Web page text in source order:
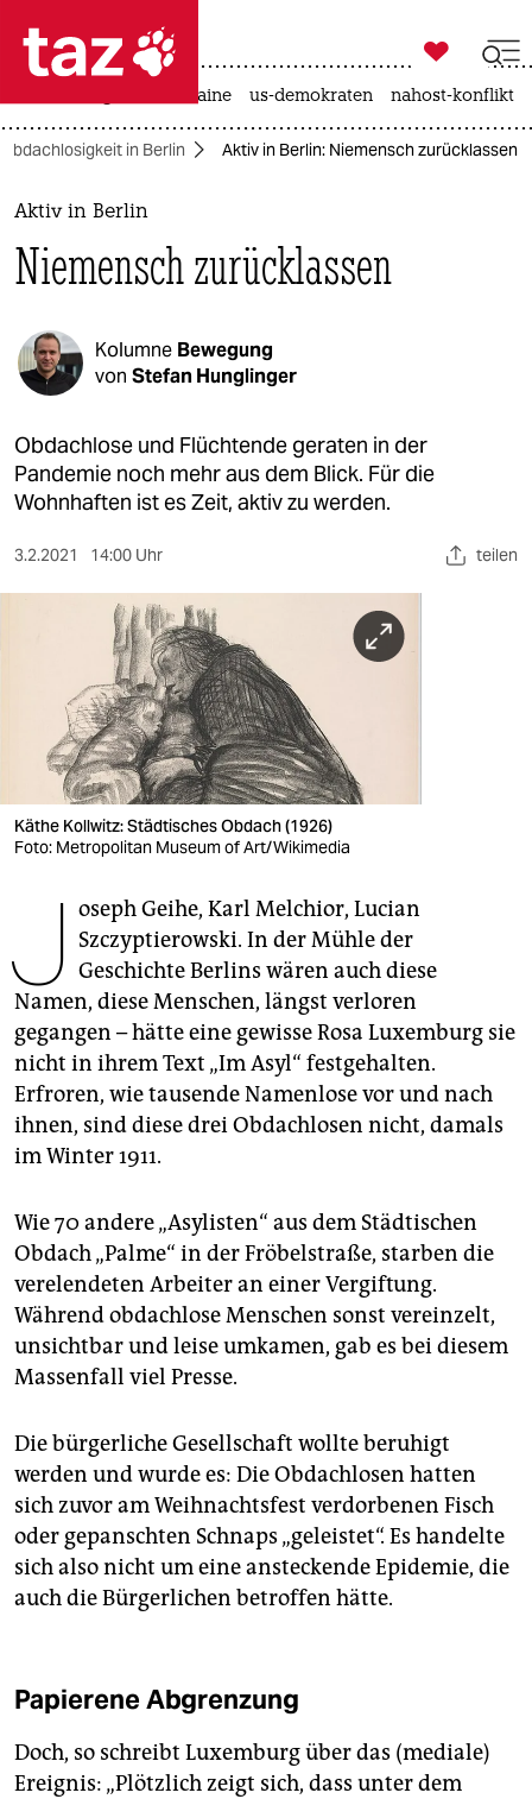
 taz zahl ich
taz zahl ich
themen
politik
öko
gesellschaft
kultur
sport
nord
verlag
verlag
veranstaltungen
shop
unterstützen
abo
genossenschaft
epaper login

taz zahl ich
krieg in der ukraine us-demokraten nahost-konflikt
Obdachlosigkeit in Berlin Aktiv in Berlin: Niemensch zurücklassen
Aktiv in Berlin
Niemensch zurücklassen
Kolumne Bewegung
von Stefan Hunglinger
Obdachlose und Flüchtende geraten in der
Pandemie noch mehr aus dem Blick. Für die
Wohnhaften ist es Zeit, aktiv zu werden.
3.2.2021 14:00 Uhr teilen
Käthe Kollwitz: Städtisches Obdach (1926)
Foto: Metropolitan Museum of Art/Wikimedia
J oseph Geihe, Karl Melchior, Lucian
Szczyptierowski. In der Mühle der
Geschichte Berlins wären auch diese
Namen, diese Menschen, längst verloren
gegangen – hätte eine gewisse Rosa Luxemburg sie
nicht in ihrem Text „Im Asyl“ festgehalten.
Erfroren, wie tausende Namenlose vor und nach
ihnen, sind diese drei Obdachlosen nicht, damals
im Winter 1911.
Wie 70 andere „Asylisten“ aus dem Städtischen
Obdach „Palme“ in der Fröbelstraße, starben die
verelendeten Arbeiter an einer Vergiftung.
Während obdachlose Menschen sonst vereinzelt,
unsichtbar und leise umkamen, gab es bei diesem
Massenfall viel Presse.
Die bürgerliche Gesellschaft wollte beruhigt
werden und wurde es: Die Obdachlosen hatten
sich zuvor am Weihnachtsfest verdorbenen Fisch
oder gepanschten Schnaps „geleistet“. Es handelte
sich also nicht um eine ansteckende Epidemie, die
auch die Bürgerlichen betroffen hätte.
Papierene Abgrenzung
Doch, so schreibt Luxemburg über das (mediale)
Ereignis: „Plötzlich zeigt sich, dass unter dem